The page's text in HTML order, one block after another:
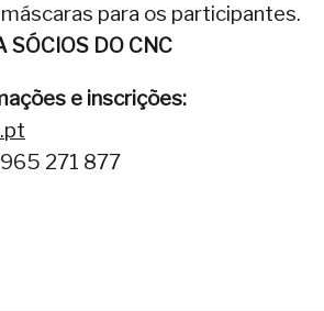
para os participantes.
SÓCIOS DO CNC
e inscrições:
271 877